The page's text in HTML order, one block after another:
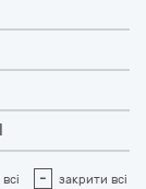
- закрити всі